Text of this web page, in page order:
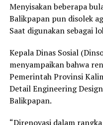
Menyisakan beberapa
Balikpapan pun disolek
Saat digunakan sebagai
Kepala Dinas Sosial
menyampaikan bahwa
Pemerintah Provinsi
Detail Engineering
Balikpapan.
“Direnovasi dalam